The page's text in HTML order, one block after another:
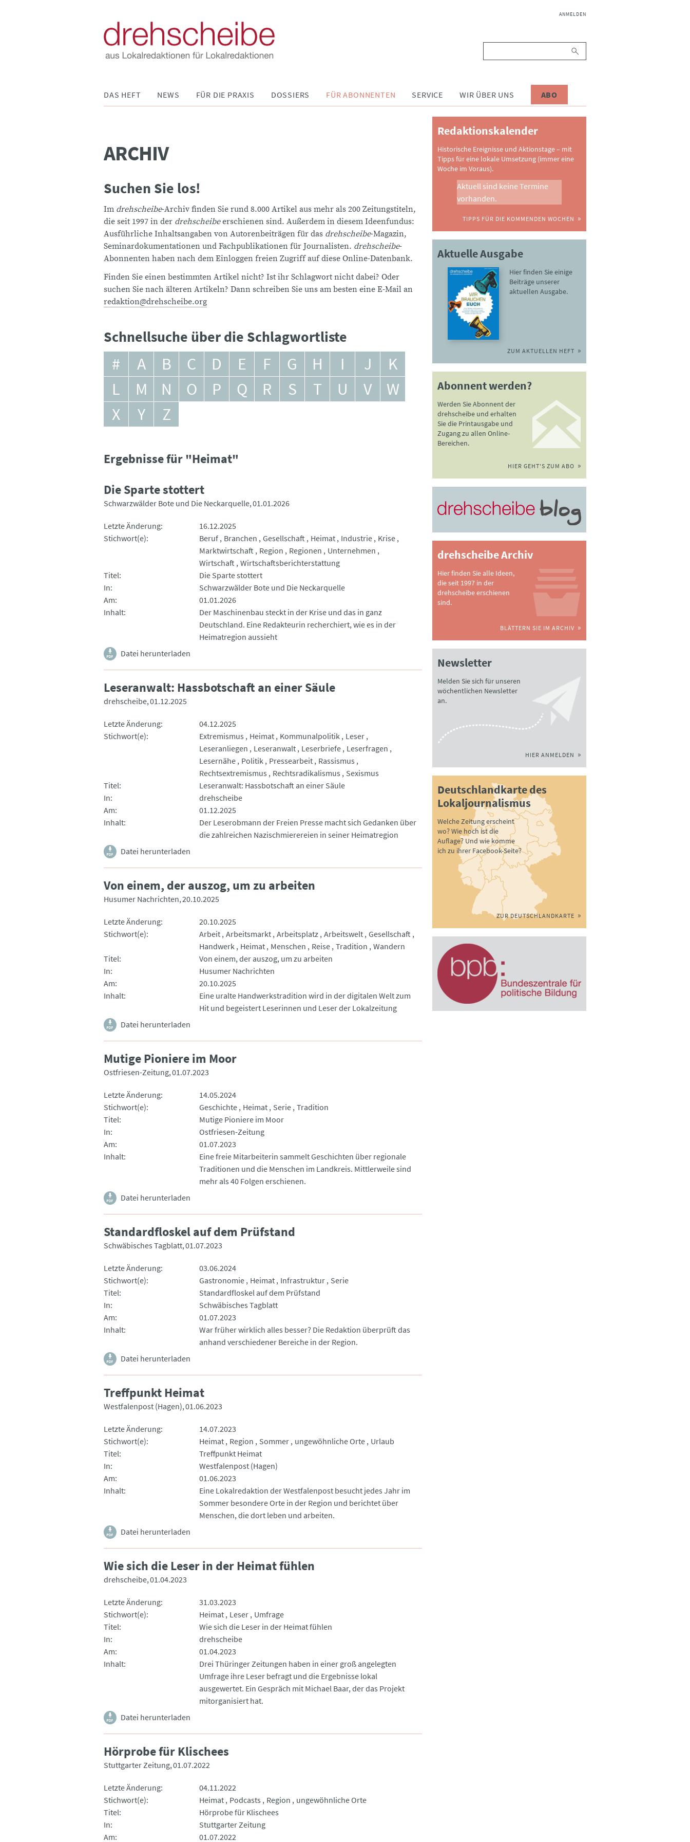
NAVIGATION
ANMELDEN
DAS HEFT NEWS FÜR DIE PRAXIS DOSSIERS FÜR ABONNENTEN SERVICE WIR ÜBER UNS ABO
ARCHIV
Suchen Sie los!
Im drehscheibe-Archiv finden Sie rund 8.000 Artikel aus mehr als 200 Zeitungstiteln,
die seit 1997 in der drehscheibeerschienen sind. Außerdem in diesem Ideenfundus:
Ausführliche Inhaltsangaben von Autorenbeiträgen für das drehscheibe-Magazin,
Seminardokumentationen und Fachpublikationen für Journalisten. drehscheibe-
Abonnenten haben nach dem Einloggen freien Zugriff auf diese Online-Datenbank.
Finden Sie einen bestimmten Artikel nicht? Ist ihr Schlagwort nicht dabei? Oder
suchen Sie nach älteren Artikeln? Dann schreiben Sie uns am besten eine E-Mail an
redaktion@drehscheibe.org
Schnellsuche über die Schlagwortliste
# A B C D E F G H I J
K
L
M N O P Q R S T U V
W
X
Y Z
Ergebnisse für "Heimat"
Die Sparte stottert
Schwarzwälder Bote und Die Neckarquelle 01.01.2026
Letzte Änderung
16.12.2025
Stichwort(e)
Beruf Branchen Gesellschaft Heimat Industrie
Krise
Marktwirtschaft
Region Regionen
Unternehmen
Wirtschaft Wirtschaftsberichterstattung
Titel
Die Sparte stottert
In
Schwarzwälder Bote und Die Neckarquelle
Am
01.01.2026
Inhalt
Der Maschinenbau steckt in der Krise und das in ganz
Deutschland. Eine Redakteurin recherchiert, wie es in der
Heimatregion aussieht
Datei herunterladen
Leseranwalt: Hassbotschaft an einer Säule
drehscheibe 01.12.2025
Letzte Änderung
04.12.2025
Stichwort(e)
Extremismus Heimat Kommunalpolitik
Leser
Leseranliegen
Leseranwalt Leserbriefe
Leserfragen
Lesernähe
Politik Pressearbeit
Rassismus
Rechtsextremismus
Rechtsradikalismus
Sexismus
Titel
Leseranwalt: Hassbotschaft an einer Säule
In
drehscheibe
Am
01.12.2025
Inhalt
Der Leserobmann der Freien Presse macht sich Gedanken über
die zahlreichen Nazischmierereien in seiner Heimatregion
Datei herunterladen
Von einem, der auszog, um zu arbeiten
Husumer Nachrichten 20.10.2025
Letzte Änderung
20.10.2025
Stichwort(e)
Arbeit Arbeitsmarkt Arbeitsplatz Arbeitswelt Gesellschaft
Handwerk
Heimat Menschen Reise Tradition Wandern
Titel
Von einem, der auszog, um zu arbeiten
In
Husumer Nachrichten
Am
20.10.2025
Inhalt
Eine uralte Handwerkstradition wird in der digitalen Welt zum
Hit und begeistert Leserinnen und Leser der Lokalzeitung
Datei herunterladen
Mutige Pioniere im Moor
Ostfriesen-Zeitung 01.07.2023
Letzte Änderung
14.05.2024
Stichwort(e)
Geschichte Heimat Serie Tradition
Titel
Mutige Pioniere im Moor
In
Ostfriesen-Zeitung
Am
01.07.2023
Inhalt
Eine freie Mitarbeiterin sammelt Geschichten über regionale
Traditionen und die Menschen im Landkreis. Mittlerweile sind
mehr als 40 Folgen erschienen.
Datei herunterladen
Standardfloskel auf dem Prüfstand
Schwäbisches Tagblatt 01.07.2023
Letzte Änderung
03.06.2024
Stichwort(e)
Gastronomie Heimat Infrastruktur
Serie
Titel
Standardfloskel auf dem Prüfstand
In
Schwäbisches Tagblatt
Am
01.07.2023
Inhalt
War früher wirklich alles besser? Die Redaktion überprüft das
anhand verschiedener Bereiche in der Region.
Datei herunterladen
Treffpunkt Heimat
Westfalenpost (Hagen) 01.06.2023
Letzte Änderung
14.07.2023
Stichwort(e)
Heimat Region Sommer ungewöhnliche Orte
Urlaub
Titel
Treffpunkt Heimat
In
Westfalenpost (Hagen)
Am
01.06.2023
Inhalt
Eine Lokalredaktion der Westfalenpost besucht jedes Jahr im
Sommer besondere Orte in der Region und berichtet über
Menschen, die dort leben und arbeiten.
Datei herunterladen
Wie sich die Leser in der Heimat fühlen
drehscheibe 01.04.2023
Letzte Änderung
31.03.2023
Stichwort(e)
Heimat Leser
Umfrage
Titel
Wie sich die Leser in der Heimat fühlen
In
drehscheibe
Am
01.04.2023
Inhalt
Drei Thüringer Zeitungen haben in einer groß angelegten
Umfrage ihre Leser befragt und die Ergebnisse lokal
ausgewertet. Ein Gespräch mit Michael Baar, der das Projekt
mitorganisiert hat.
Datei herunterladen
Hörprobe für Klischees
Stuttgarter Zeitung 01.07.2022
Letzte Änderung
04.11.2022
Stichwort(e)
Heimat Podcasts Region
ungewöhnliche Orte
Titel
Hörprobe für Klischees
In
Stuttgarter Zeitung
Am
01.07.2022
Redaktionskalender
Historische Ereignisse und Aktionstage – mit
Tipps für eine lokale Umsetzung (immer eine
Woche im Voraus).
Aktuell sind keine Termine
vorhanden.
TIPPS FÜR DIE KOMMENDEN WOCHEN
Aktuelle Ausgabe
Hier finden Sie einige
Beiträge unserer
aktuellen Ausgabe.
ZUM AKTUELLEN HEFT
Abonnent werden?
Werden Sie Abonnent der
drehscheibe und erhalten
Sie die Printausgabe und
Zugang zu allen Online-
Bereichen.
HIER GEHT'S ZUM ABO
drehscheibe Archiv
Hier finden Sie alle Ideen,
die seit 1997 in der
drehscheibe erschienen
sind.
BLÄTTERN SIE IM ARCHIV
Newsletter
Melden Sie sich für unseren
wöchentlichen Newsletter
an.
HIER ANMELDEN
Deutschlandkarte des
Lokaljournalismus
Welche Zeitung erscheint
wo? Wie hoch ist die
Auflage? Und wie komme
ich zu ihrer Facebook-Seite?
ZUR DEUTSCHLANDKARTE